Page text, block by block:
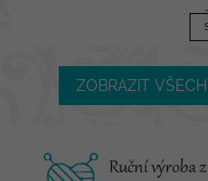
ZOBRAZIT
Ruční výroba